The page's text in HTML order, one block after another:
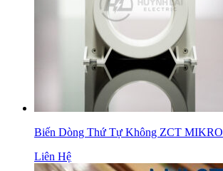
Biến Dòng Thứ Tự Không ZCT MIKRO
Liên Hệ